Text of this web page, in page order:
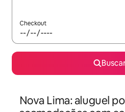
Checkout
Nova Lima: aluguel